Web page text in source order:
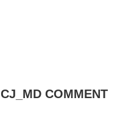
CJ_MD COMMENT